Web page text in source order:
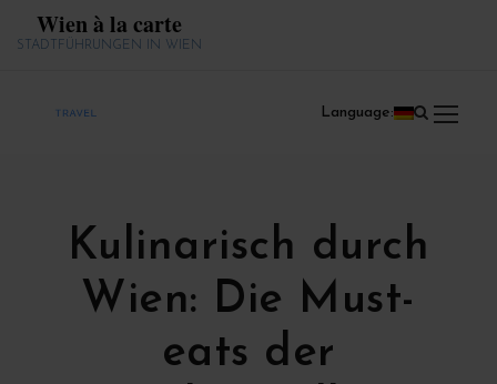
Wien à la carte
STADTFÜHRUNGEN IN WIEN
Language:
Kulinarisch durch
Wien: Die Must-
eats der